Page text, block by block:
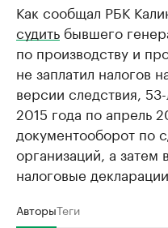
Как сообщал РБК
судить бывшего
по производству и
не заплатил налогов
версии следствия,
2015 года по апрель
документооборот по
организаций, а затем
налоговые декларации.
АвторыТеги